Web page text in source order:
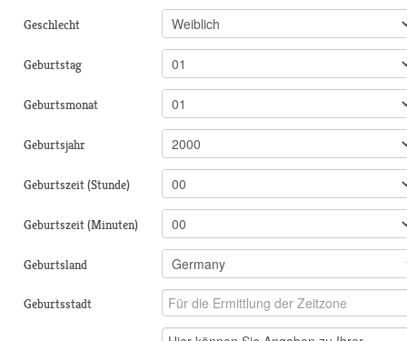
Geschlecht
Geburtstag
Geburtsmonat
Geburtsjahr
Geburtszeit (Stunde)
Geburtszeit (Minuten)
Geburtsland
Geburtsstadt